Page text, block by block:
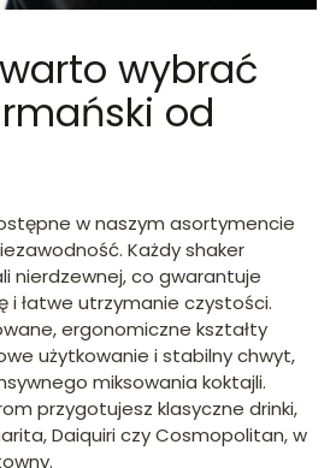
wybrać
od
w naszym asortymencie
Każdy shaker
nierdzewnej, co gwarantuje
i łatwe utrzymanie czystości.
ergonomiczne kształty
użytkowanie i stabilny chwyt,
miksowania koktajli.
przygotujesz klasyczne drinki,
Daiquiri czy Cosmopolitan, w